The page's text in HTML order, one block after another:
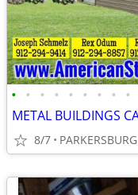
• • • • • • • • •
8/7 PARKERSBURG